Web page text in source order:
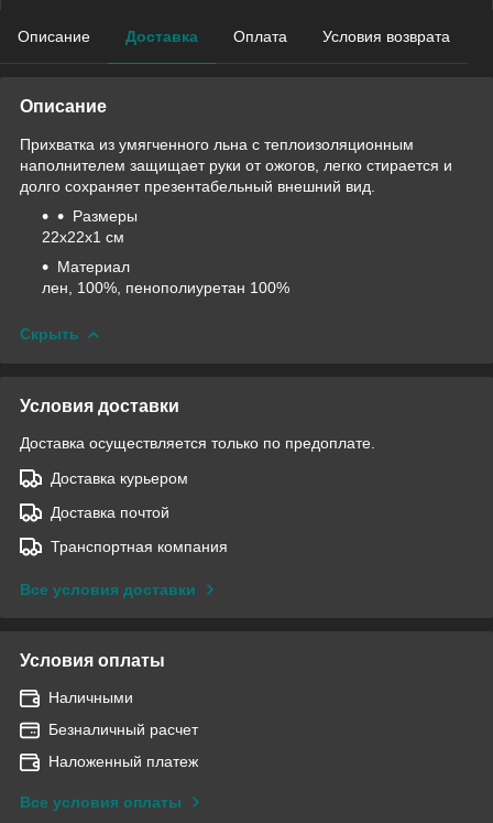
Описание Доставка Оплата Условия возврата
Описание
Прихватка из умягченного льна с теплоизоляционным
наполнителем защищает руки от ожогов, легко стирается и
долго сохраняет презентабельный внешний вид.
Размеры
22х22х1 см
Материал
лен, 100%, пенополиуретан 100%
Скрыть
Условия доставки
Доставка осуществляется только по предоплате.
Доставка курьером
Доставка почтой
Транспортная компания
Все условия доставки
Условия оплаты
Наличными
Безналичный расчет
Наложенный платеж
Все условия оплаты